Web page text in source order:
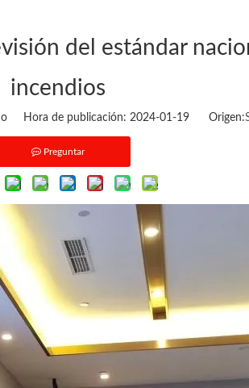
del estándar
incendios
Hora de publicación: 2024-01-19 Origen:
Preguntar